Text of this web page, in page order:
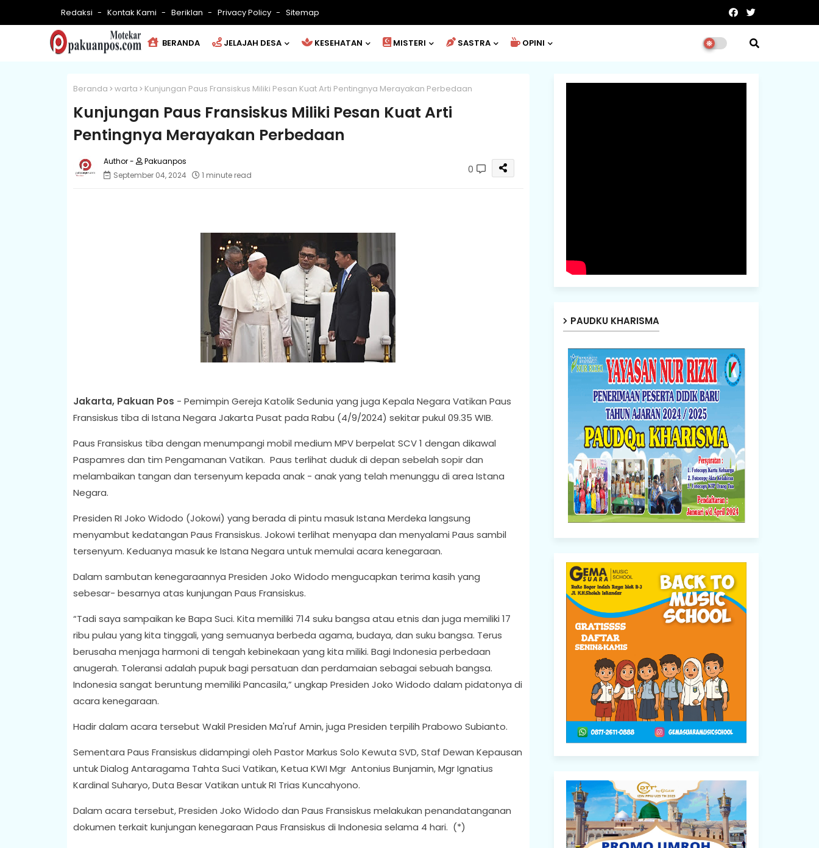
Redaksi Kontak Kami Beriklan Privacy Policy Sitemap
BERANDA JELAJAH DESA KESEHATAN MISTERI SASTRA OPINI
Beranda warta Kunjungan Paus Fransiskus Miliki Pesan Kuat Arti Pentingnya Merayakan Perbedaan
Kunjungan Paus Fransiskus Miliki Pesan Kuat Arti
Pentingnya Merayakan Perbedaan
Pakuanpos
September 04, 2024
1 minute read 0
Jakarta, Pakuan Pos - Pemimpin Gereja Katolik Sedunia yang juga Kepala Negara Vatikan Paus
Fransiskus tiba di Istana Negara Jakarta Pusat pada Rabu (4/9/2024) sekitar pukul 09.35 WIB.
Paus Fransiskus tiba dengan menumpangi mobil medium MPV berpelat SCV 1 dengan dikawal
Paspamres dan tim Pengamanan Vatikan. Paus terlihat duduk di depan sebelah sopir dan
melambaikan tangan dan tersenyum kepada anak - anak yang telah menunggu di area Istana
Negara.
Presiden RI Joko Widodo (Jokowi) yang berada di pintu masuk Istana Merdeka langsung
menyambut kedatangan Paus Fransiskus. Jokowi terlihat menyapa dan menyalami Paus sambil
tersenyum. Keduanya masuk ke Istana Negara untuk memulai acara kenegaraan.
Dalam sambutan kenegaraannya Presiden Joko Widodo mengucapkan terima kasih yang
sebesar- besarnya atas kunjungan Paus Fransiskus.
“Tadi saya sampaikan ke Bapa Suci. Kita memiliki 714 suku bangsa atau etnis dan juga memiliki 17
ribu pulau yang kita tinggali, yang semuanya berbeda agama, budaya, dan suku bangsa. Terus
berusaha menjaga harmoni di tengah kebinekaan yang kita miliki. Bagi Indonesia perbedaan
anugerah. Toleransi adalah pupuk bagi persatuan dan perdamaian sebagai sebuah bangsa.
Indonesia sangat beruntung memiliki Pancasila,” ungkap Presiden Joko Widodo dalam pidatonya di
acara kenegaraan.
Hadir dalam acara tersebut Wakil Presiden Ma'ruf Amin, juga Presiden terpilih Prabowo Subianto.
Sementara Paus Fransiskus didampingi oleh Pastor Markus Solo Kewuta SVD, Staf Dewan Kepausan
untuk Dialog Antaragama Tahta Suci Vatikan, Ketua KWI Mgr Antonius Bunjamin, Mgr Ignatius
Kardinal Suharyo, Duta Besar Vatikan untuk RI Trias Kuncahyono.
Dalam acara tersebut, Presiden Joko Widodo dan Paus Fransiskus melakukan penandatanganan
dokumen terkait kunjungan kenegaraan Paus Fransiskus di Indonesia selama 4 hari. (*)
PAUDKU KHARISMA